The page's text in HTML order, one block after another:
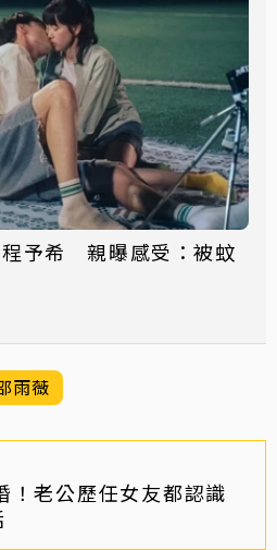
予希 親曝感受：被蚊
雨薇
！老公歷任女友都認識